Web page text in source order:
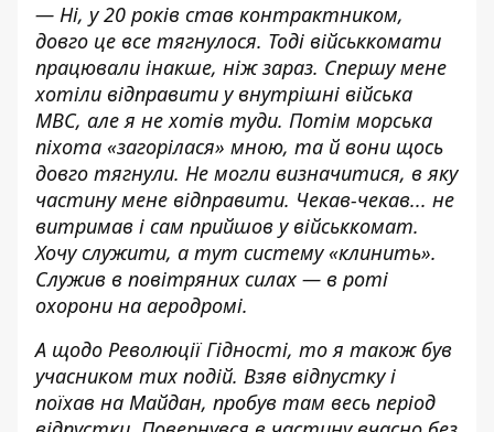
— Ні, у 20 років став контрактником,
довго це все тягнулося. Тоді військкомати
працювали інакше, ніж зараз. Спершу мене
хотіли відправити у внутрішні війська
МВС, але я не хотів туди. Потім морська
піхота «загорілася» мною, та й вони щось
довго тягнули. Не могли визначитися, в яку
частину мене відправити. Чекав-чекав... не
витримав і сам прийшов у військкомат.
Хочу служити, а тут систему «клинить».
Служив в повітряних силах — в роті
охорони на аеродромі.
А щодо Революції Гідності, то я також був
учасником тих подій. Взяв відпустку і
поїхав на Майдан, пробув там весь період